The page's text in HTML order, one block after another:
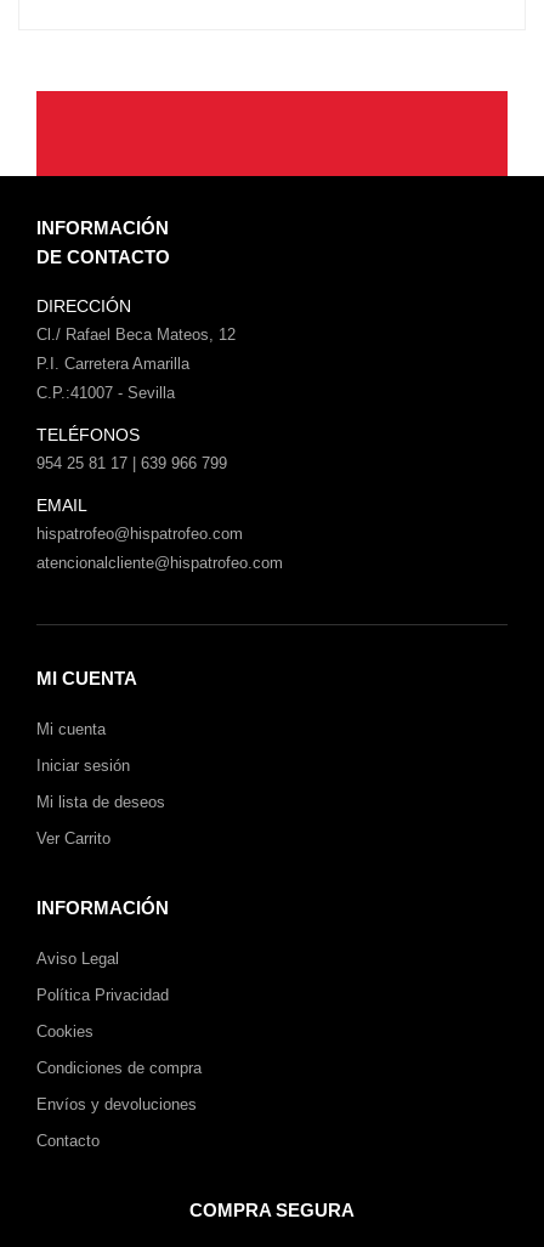
INFORMACIÓN
DE CONTACTO
DIRECCIÓN
Cl./ Rafael Beca Mateos, 12
P.I. Carretera Amarilla
C.P.:41007 - Sevilla
TELÉFONOS
954 25 81 17 | 639 966 799
EMAIL
hispatrofeo@hispatrofeo.com
atencionalcliente@hispatrofeo.com
MI CUENTA
Mi cuenta
Iniciar sesión
Mi lista de deseos
Ver Carrito
INFORMACIÓN
Aviso Legal
Política Privacidad
Cookies
Condiciones de compra
Envíos y devoluciones
Contacto
COMPRA SEGURA